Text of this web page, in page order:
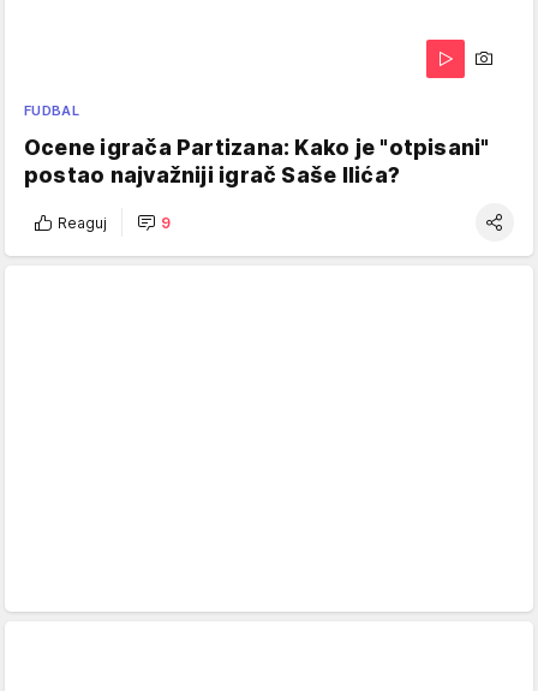
FUDBAL
Ocene igrača Partizana: Kako je "otpisani"
postao najvažniji igrač Saše Ilića?
Reaguj 9